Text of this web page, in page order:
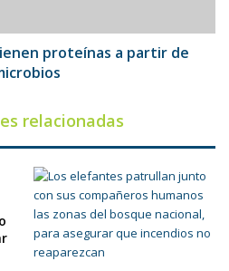
proteínas a partir de
relacionadas